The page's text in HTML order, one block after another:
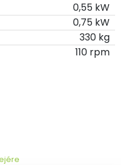
0,55 kW
0,75 kW
330 kg
110 rpm